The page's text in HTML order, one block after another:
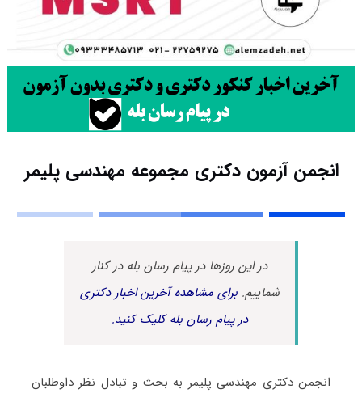
انجمن آزمون دکتری مجموعه مهندسی پلیمر
در این روزها در پیام رسان بله در کنار
شماییم.برای مشاهده آخرین اخبار دکتری
در پیام رسان بله کلیک کنید.
انجمن دکتری مهندسی پلیمر به بحث و تبادل نظر داوطلبان